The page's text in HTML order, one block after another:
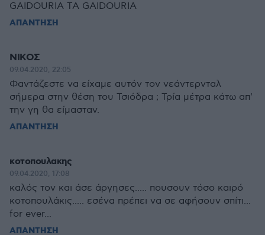
GAIDOURIA TA GAIDOURIA
ΑΠΑΝΤΗΣΗ
ΝΙΚΟΣ
09.04.2020, 22:05
Φαντάζεστε να είχαμε αυτόν τον νεάντερνταλ
σήμερα στην θέση του Τσιόδρα ; Τρία μέτρα κάτω απ'
την γη θα είμασταν.
ΑΠΑΝΤΗΣΗ
κοτοπουλακης
09.04.2020, 17:08
καλός τον και άσε άργησες..... πουσουν τόσο καιρό
κοτοπουλάκις..... εσένα πρέπει να σε αφήσουν σπίτι...
for ever...
ΑΠΑΝΤΗΣΗ